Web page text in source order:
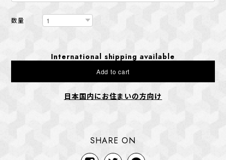
数量
International shipping available
Add to cart
日本国内にお住まいの方向け
SHARE ON